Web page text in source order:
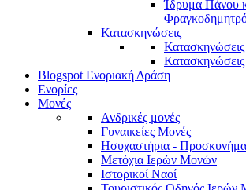
Ίδρυμα Πάνου
Κατασκηνώσεις
Κατασκηνώσεις
Blogspot Ενοριακή Δράση
Ενορίες
Μονές
Ανδρικές μονές
Γυναικείες Μονές
Ησυχαστήρια -
Μετόχια Ιερών Μονών
Ιστορικοί Ναοί